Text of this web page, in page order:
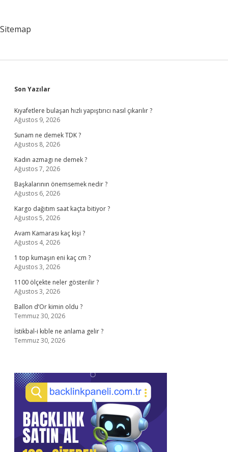
Sitemap
Sidebar
Son Yazılar
Kıyafetlere bulaşan hızlı yapıştırıcı nasıl çıkarılır ?
Ağustos 9, 2026
Sunam ne demek TDK ?
Ağustos 8, 2026
Kadın azmagı ne demek ?
Ağustos 7, 2026
Başkalarının önemsemek nedir ?
Ağustos 6, 2026
Kargo dağıtım saat kaçta bitiyor ?
Ağustos 5, 2026
Avam Kamarası kaç kişi ?
Ağustos 4, 2026
1 top kumaşın eni kaç cm ?
Ağustos 3, 2026
1100 ölçekte neler gösterilir ?
Ağustos 3, 2026
Ballon d’Or kimin oldu ?
Temmuz 30, 2026
İstikbal-i kıble ne anlama gelir ?
Temmuz 30, 2026